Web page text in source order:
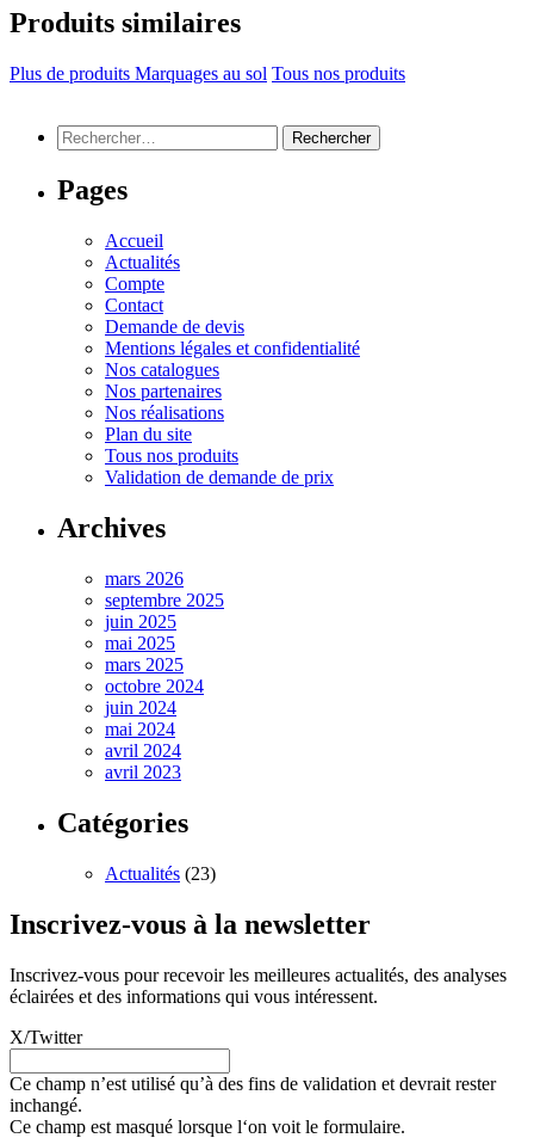
Produits similaires
Plus de produits Marquages au sol Tous nos produits
Rechercher :
Pages
Accueil
Actualités
Compte
Contact
Demande de devis
Mentions légales et confidentialité
Nos catalogues
Nos partenaires
Nos réalisations
Plan du site
Tous nos produits
Validation de demande de prix
Archives
mars 2026
septembre 2025
juin 2025
mai 2025
mars 2025
octobre 2024
juin 2024
mai 2024
avril 2024
avril 2023
Catégories
Actualités (23)
Inscrivez-vous à la newsletter
Inscrivez-vous pour recevoir les meilleures actualités, des analyses
éclairées et des informations qui vous intéressent.
X/Twitter
Ce champ n’est utilisé qu’à des fins de validation et devrait rester
inchangé.
Ce champ est masqué lorsque l‘on voit le formulaire.